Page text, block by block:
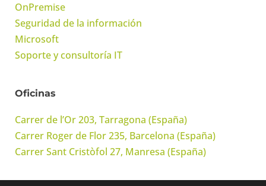
OnPremise
Seguridad de la información
Microsoft
Soporte y consultoría IT
Oficinas
Carrer de l’Or 203, Tarragona (España)
Carrer Roger de Flor 235, Barcelona (España)
Carrer Sant Cristòfol 27, Manresa (España)